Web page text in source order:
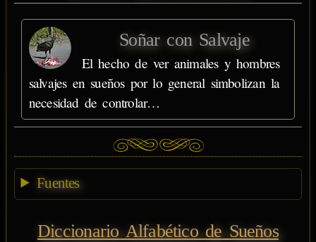
Soñar con Salvaje
El hecho de ver animales y hombres
salvajes en sueños por lo general simbolizan la
necesidad de controlar…
Fuentes
Diccionario Alfabético de Sueños